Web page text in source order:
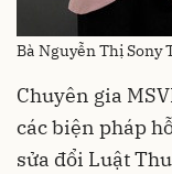
Bà Nguyễn Thị Sony
Chuyên gia
các biện pháp
sửa đổi Luật